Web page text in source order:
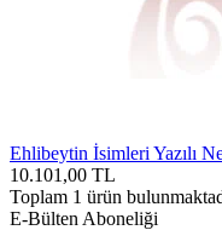
Ehlibeytin İsimleri Yazılı
10.101,00 TL
Toplam 1 ürün
E-Bülten Aboneliği